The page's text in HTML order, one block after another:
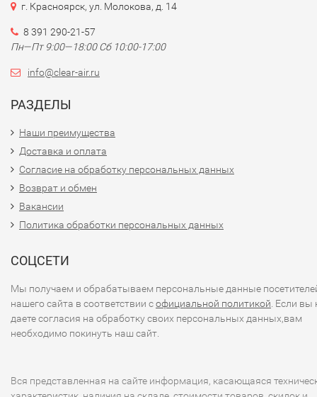
г. Красноярск, ул. Молокова, д. 14
8 391 290-21-57
Пн—Пт 9:00—18:00 Сб 10:00-17:00
info@clear-air.ru
РАЗДЕЛЫ
Наши преимущества
Доставка и оплата
Согласие на обработку персональных данных
Возврат и обмен
Вакансии
Политика обработки персональных данных
СОЦСЕТИ
Мы получаем и обрабатываем персональные данные
нашего сайта в соответствии софициальной политикой . Если вы
даете согласия на обработку своих персональных данных,вам
необходимо покинуть наш сайт.
Вся представленная на сайте информация, касающаяся